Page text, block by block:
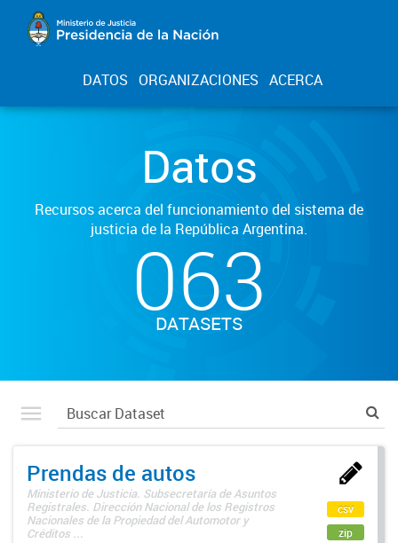
DATOS ORGANIZACIONES ACERCA
Datos
Recursos acerca del funcionamiento del sistema de
justicia de la República Argentina.
063
DATASETS
Prendas de autos
Ministerio de Justicia. Subsecretaría de Asuntos
Registrales. Dirección Nacional de los Registros
Nacionales de la Propiedad del Automotor y
Créditos ...
csv
zip